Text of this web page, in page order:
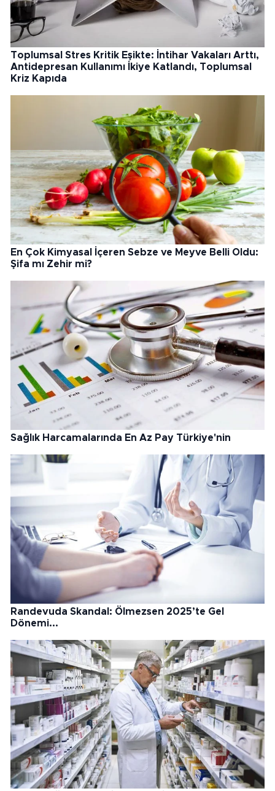
Toplumsal Stres Kritik Eşikte: İntihar Vakaları Arttı,
Antidepresan Kullanımı İkiye Katlandı, Toplumsal
Kriz Kapıda
En Çok Kimyasal İçeren Sebze ve Meyve Belli Oldu:
Şifa mı Zehir mi?
Sağlık Harcamalarında En Az Pay Türkiye'nin
Randevuda Skandal: Ölmezsen 2025’te Gel
Dönemi...